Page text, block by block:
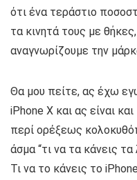
ότι ένα τεράστιο
τα κινητά τους με
αναγνωρίζουμε την
Θα μου πείτε, ας έχω
iPhone X και ας είναι
περί ορέξεως
άσμα “τι να τα κάνεις
Τι να το κάνεις το